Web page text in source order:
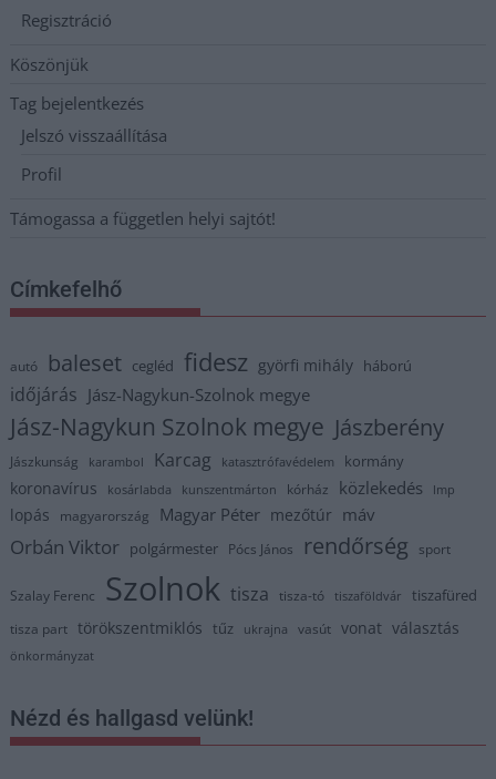
Regisztráció
Köszönjük
Tag bejelentkezés
Jelszó visszaállítása
Profil
Támogassa a független helyi sajtót!
Címkefelhő
autó baleset cegléd fidesz györfi mihály háború
időjárás Jász-Nagykun-Szolnok megye
Jász-Nagykun Szolnok megye Jászberény
Jászkunság karambol Karcag katasztrófavédelem kormány
koronavírus kosárlabda kunszentmárton kórház közlekedés lmp
lopás magyarország Magyar Péter mezőtúr máv
Orbán Viktor polgármester Pócs János rendőrség sport
Szalay Ferenc Szolnok tisza tisza-tó tiszaföldvár tiszafüred
tisza part törökszentmiklós tűz ukrajna vasút vonat választás
önkormányzat
Nézd és hallgasd velünk!